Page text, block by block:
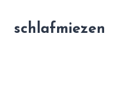
Inhaltschlafmiezen